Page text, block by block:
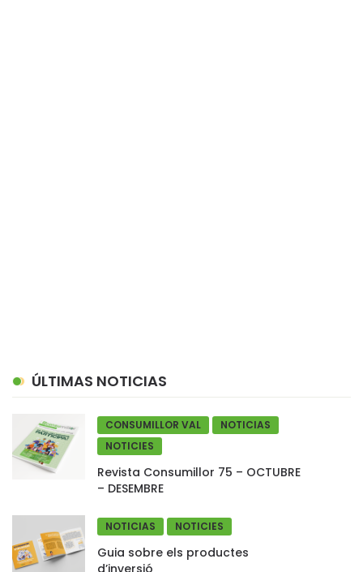
ÚLTIMAS NOTICIAS
CONSUMILLOR VAL
NOTICIAS
NOTICIES
Revista Consumillor 75 – OCTUBRE
– DESEMBRE
NOTICIAS NOTICIES
Guia sobre els productes
d’inversió